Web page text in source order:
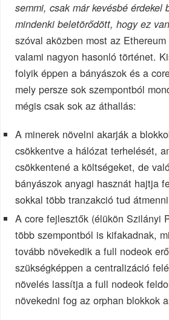
semmi, csak már kevésbé érdekel
mindenki beletörődött, hogy ez
szóval aközben most az
valami nagyon hasonló történet.
folyik éppen a bányászok és a
mely persze sok szempontból
mégis csak sok az áthallás:
A minerek növelni akarják a
csökkentve a hálózat terhelését,
csökkentené a költségeket, de
bányászok anyagi hasznát hajtja
sokkal több tranzakció tud
A core fejlesztők (élükön Szilányi
több szempontból is kifakadnak,
tovább növekedik a full nodeok
szükségképpen a centralizáció
növelés lassítja a full nodeok
növekedni fog az orphan blokkok